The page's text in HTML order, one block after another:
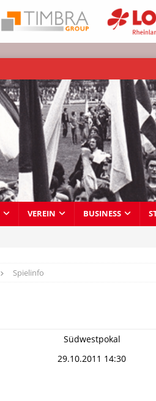
VEREIN BUSINESS
Spielinfo
Südwestpokal
29.10.2011 14:30